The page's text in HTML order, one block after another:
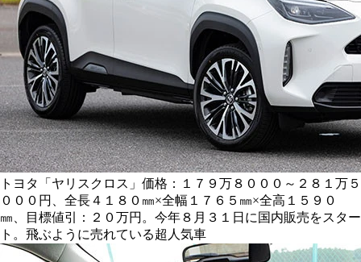
トヨタ「ヤリスクロス」価格：１７９万８０００～２８１万５
０００円、全長４１８０㎜×全幅１７６５㎜×全高１５９０
㎜、目標値引：２０万円。今年８月３１日に国内販売をスター
ト。飛ぶように売れている超人気車